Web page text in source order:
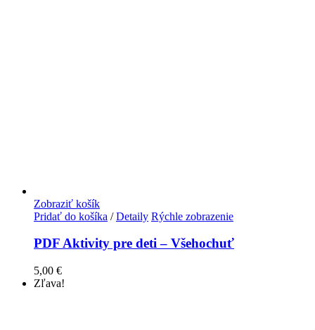
Zobraziť košík
Pridať do košíka / Detaily Rýchle zobrazenie
PDF Aktivity pre deti – Všehochuť
5,00 €
Zľava!